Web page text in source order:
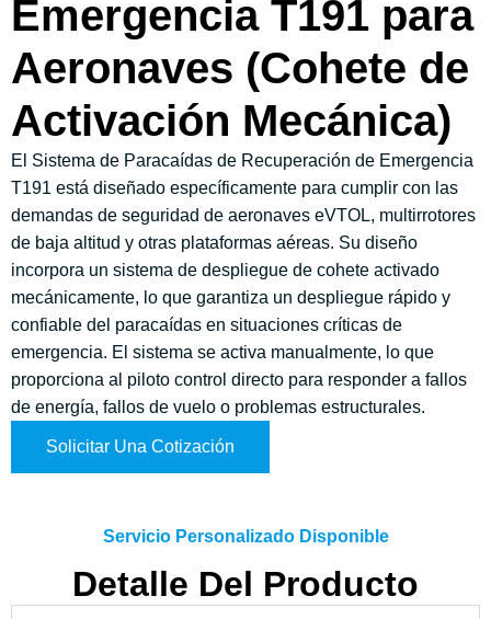
Emergencia T191 para
Aeronaves (Cohete de
Activación Mecánica)
El Sistema de Paracaídas de Recuperación de Emergencia
T191 está diseñado específicamente para cumplir con las
demandas de seguridad de aeronaves eVTOL, multirrotores
de baja altitud y otras plataformas aéreas. Su diseño
incorpora un sistema de despliegue de cohete activado
mecánicamente, lo que garantiza un despliegue rápido y
confiable del paracaídas en situaciones críticas de
emergencia. El sistema se activa manualmente, lo que
proporciona al piloto control directo para responder a fallos
de energía, fallos de vuelo o problemas estructurales.
Solicitar Una Cotización
Servicio Personalizado Disponible
Detalle Del Producto